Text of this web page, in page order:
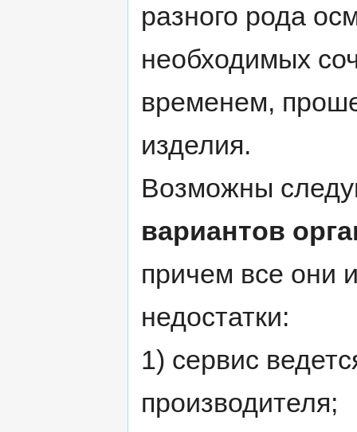
разного рода
необходимых
временем,
изделия.
Возможны
вариантов
причем все они
недостатки:
1) сервис
производителя;